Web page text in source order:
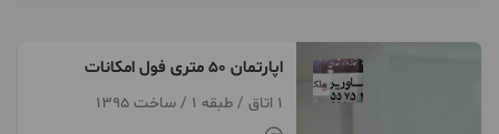
اپارتمان ۵۰ متری فول امکانات
1 اتاق / طبقه 1 / ساخت 1395